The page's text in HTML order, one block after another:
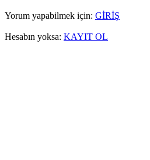
Yorum yapabilmek için: GİRİŞ
Hesabın yoksa: KAYIT OL